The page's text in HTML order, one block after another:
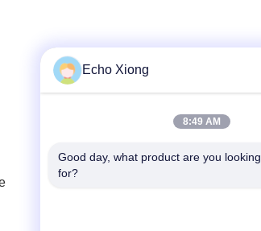
Telefoon
Echo Xiong
8:49 AM
Good day, what product are you looking
for?